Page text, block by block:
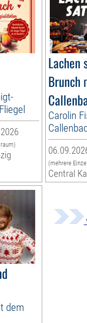
Lachen
Brunch
Carolin
(mehrere
Central
dem